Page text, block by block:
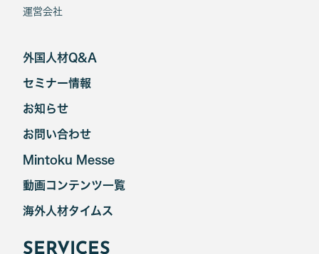
運営会社
外国人材Q&A
セミナー情報
お知らせ
お問い合わせ
Mintoku Messe
海外人材タイムス
動画コンテンツ一覧
SERVICES